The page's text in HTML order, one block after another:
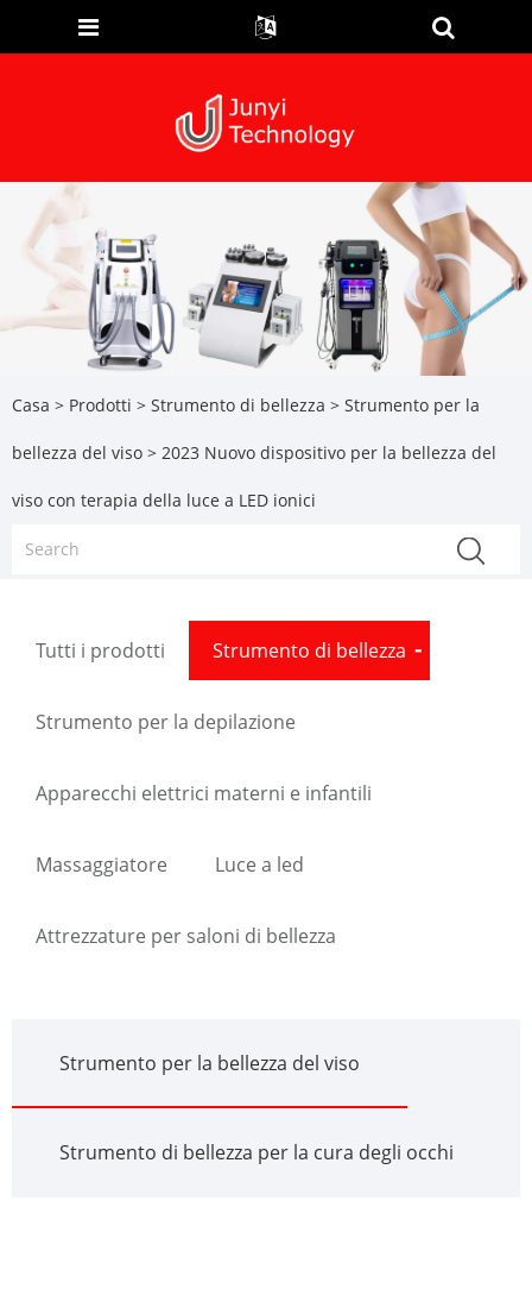
Casa > Prodotti > Strumento di bellezza > Strumento per la
bellezza del viso > 2023 Nuovo dispositivo per la bellezza del
viso con terapia della luce a LED ionici
Tutti i prodotti Strumento di bellezza
Strumento per la depilazione
Apparecchi elettrici materni e infantili
Massaggiatore Luce a led
Attrezzature per saloni di bellezza
Strumento per la bellezza del viso
Strumento di bellezza per la cura degli occhi